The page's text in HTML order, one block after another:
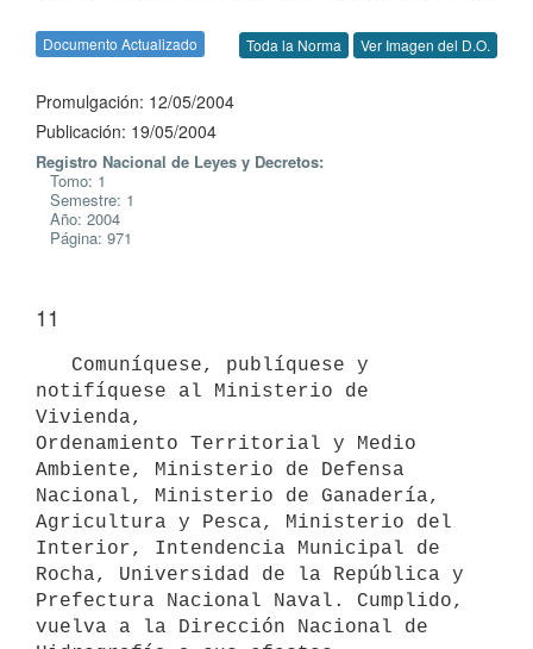
Documento Actualizado Toda la Norma Ver Imagen del D.O.
Promulgación: 12/05/2004
Publicación: 19/05/2004
Registro Nacional de Leyes y Decretos:
Tomo: 1
Semestre: 1
Año: 2004
Página: 971
11
notifíquese al Ministerio de
Vivienda,
Ordenamiento Territorial y Medio
Ambiente, Ministerio de Defensa
Nacional, Ministerio de Ganadería,
Agricultura y Pesca, Ministerio del
Interior, Intendencia Municipal de
Rocha, Universidad de la República y
Prefectura Nacional Naval. Cumplido,
vuelva a la Dirección Nacional de